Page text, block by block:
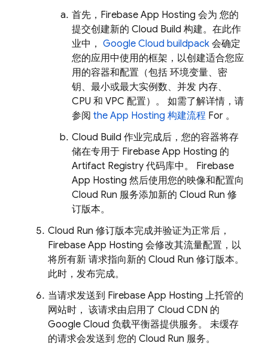
首先， Firebase App Hosting 会为 您的
提交创建新的 Cloud Build 构建。在此作
业中， Google Cloud buildpack 会确定
您的应用中使用的框架，以创建适合您应
用的容器和配置（包括 环境变量、密
钥、最小或最大实例数、并发 内存、
CPU 和 VPC 配置）。 如需了解详情，请
参阅 the App Hosting 构建流程 For 。
Cloud Build 作业完成后，您的容器将存
储在专用于 Firebase App Hosting 的
Artifact Registry 代码库中。 Firebase
App Hosting 然后使用您的映像和配置向
Cloud Run 服务添加新的 Cloud Run 修
订版本。
Cloud Run 修订版本完成并验证为正常后，
Firebase App Hosting 会修改其流量配置，以
将所有新 请求指向新的 Cloud Run 修订版本。
此时，发布完成。
当请求发送到 Firebase App Hosting 上托管的
网站时， 该请求由启用了 Cloud CDN 的
Google Cloud 负载平衡器提供服务。 未缓存
的请求会发送到 您的 Cloud Run 服务。